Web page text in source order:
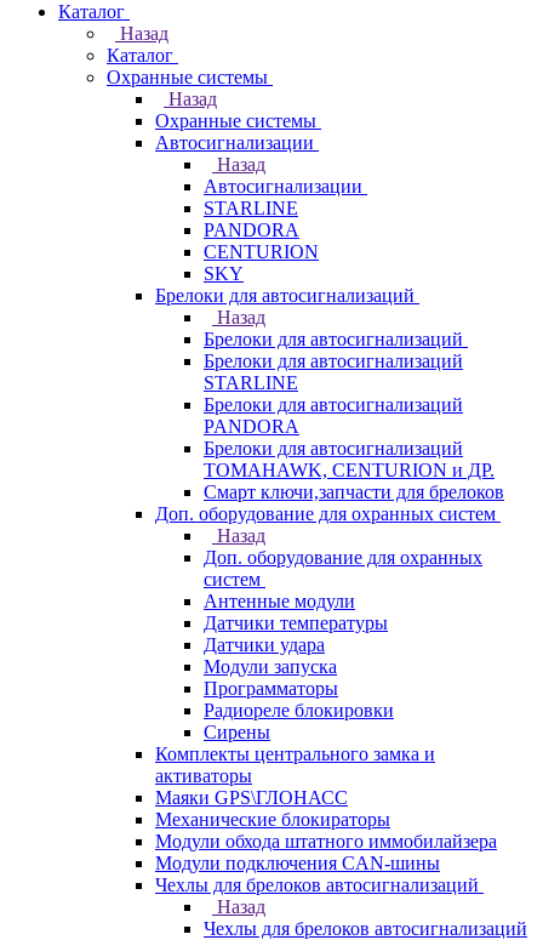
Каталог
Назад
Каталог
Охранные системы
Назад
Охранные системы
Автосигнализации
Назад
Автосигнализации
STARLINE
PANDORA
CENTURION
SKY
Брелоки для автосигнализаций
Назад
Брелоки для автосигнализаций
Брелоки для автосигнализаций
STARLINE
Брелоки для автосигнализаций
PANDORA
Брелоки для автосигнализаций
TOMAHAWK, CENTURION и ДР.
Смарт ключи,запчасти для брелоков
Доп. оборудование для охранных систем
Назад
Доп. оборудование для охранных
систем
Антенные модули
Датчики температуры
Датчики удара
Модули запуска
Программаторы
Радиореле блокировки
Сирены
Комплекты центрального замка и
активаторы
Маяки GPS\ГЛОНАСС
Механические блокираторы
Модули обхода штатного иммобилайзера
Модули подключения CAN-шины
Чехлы для брелоков автосигнализаций
Назад
Чехлы для брелоков автосигнализаций